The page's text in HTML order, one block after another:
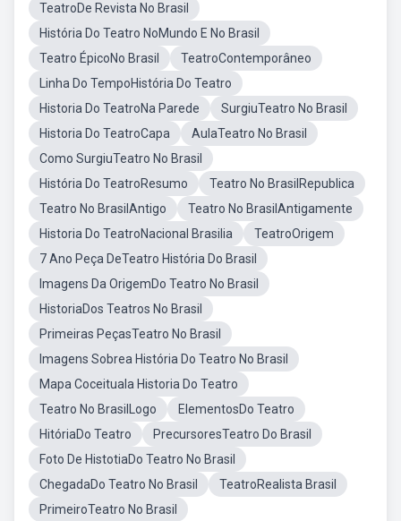
TeatroDe Revista No Brasil
História Do Teatro NoMundo E No Brasil
Teatro ÉpicoNo Brasil
TeatroContemporâneo
Linha Do TempoHistória Do Teatro
Historia Do TeatroNa Parede
SurgiuTeatro No Brasil
Historia Do TeatroCapa
AulaTeatro No Brasil
Como SurgiuTeatro No Brasil
História Do TeatroResumo
Teatro No BrasilRepublica
Teatro No BrasilAntigo
Teatro No BrasilAntigamente
Historia Do TeatroNacional Brasilia
TeatroOrigem
7 Ano Peça DeTeatro História Do Brasil
Imagens Da OrigemDo Teatro No Brasil
HistoriaDos Teatros No Brasil
Primeiras PeçasTeatro No Brasil
Imagens Sobrea História Do Teatro No Brasil
Mapa Coceituala Historia Do Teatro
Teatro No BrasilLogo
ElementosDo Teatro
HitóriaDo Teatro
PrecursoresTeatro Do Brasil
Foto De HistotiaDo Teatro No Brasil
ChegadaDo Teatro No Brasil
TeatroRealista Brasil
PrimeiroTeatro No Brasil